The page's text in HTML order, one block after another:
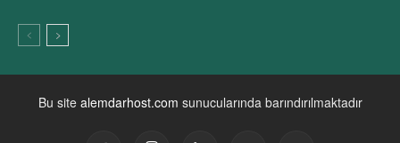
Bu site alemdarhost.com sunucularında barındırılmaktadır